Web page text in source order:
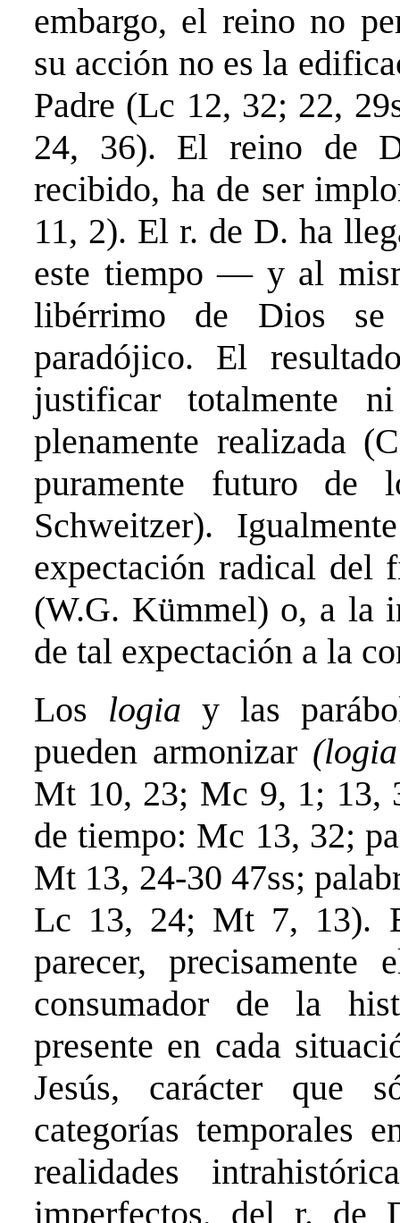
embargo, el reino no
su acción no es la
Padre (Lc 12, 32; 22,
24, 36). El reino de
recibido, ha de ser
11, 2). El r. de D. ha
este tiempo — y al
libérrimo de Dios se
paradójico. El
justificar totalmente
plenamente realizada
puramente futuro de
Schweitzer).
expectación radical del
(W.G. Kümmel) o, a la
de tal expectación a la
Los logia y las
pueden armonizar
Mt 10, 23; Mc 9, 1; 13,
de tiempo: Mc 13, 32;
Mt 13, 24-30 47ss;
Lc 13, 24; Mt 7, 13).
parecer, precisamente
consumador de la
presente en cada
Jesús, carácter que
categorías temporales
realidades
imperfectos, del r. de